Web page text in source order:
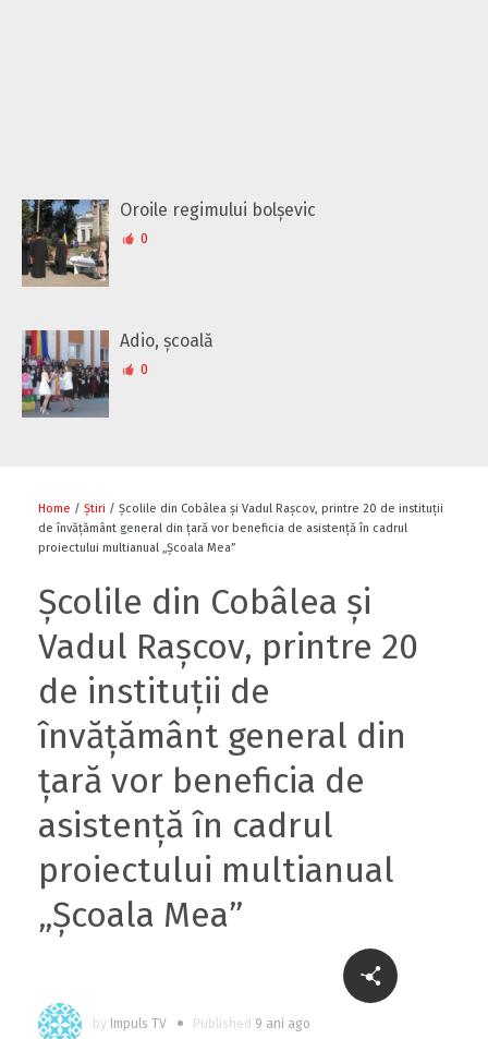
Oroile regimului bolșevic
0
Adio, școală
0
0
Cu-sprijinul-bancii-mondiale-un-fermier-
din-raionul-soldanesti-isi-modernizeaza-
afacerea
Să ne fiți sănătoși
Home / Știri / Școlile din Cobâlea și Vadul Rașcov, printre 20 de instituții
de învățământ general din țară vor beneficia de asistență în cadrul
proiectului multianual „Școala Mea”
Școlile din Cobâlea și
Vadul Rașcov, printre 20
de instituții de
învățământ general din
țară vor beneficia de
asistență în cadrul
proiectului multianual
„Școala Mea”
by Impuls TV Published 9 ani ago